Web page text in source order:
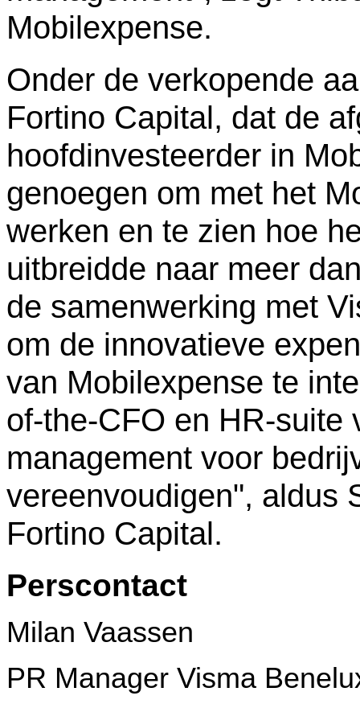
Mobilexpense.
Onder de verkopende
Fortino Capital, dat de
hoofdinvesteerder in
genoegen om met het
werken en te zien hoe
uitbreidde naar meer
de samenwerking met
om de innovatieve
van Mobilexpense te
of-the-CFO en HR-suite
management voor
vereenvoudigen", aldus
Fortino Capital.
Perscontact
Milan Vaassen
PR Manager Visma